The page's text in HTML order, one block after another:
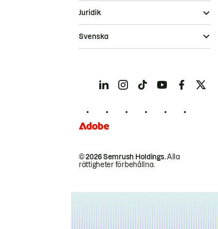
© 2026 Semrush Holdings.Alla
rättigheter förbehållna.
Juridik
Svenska